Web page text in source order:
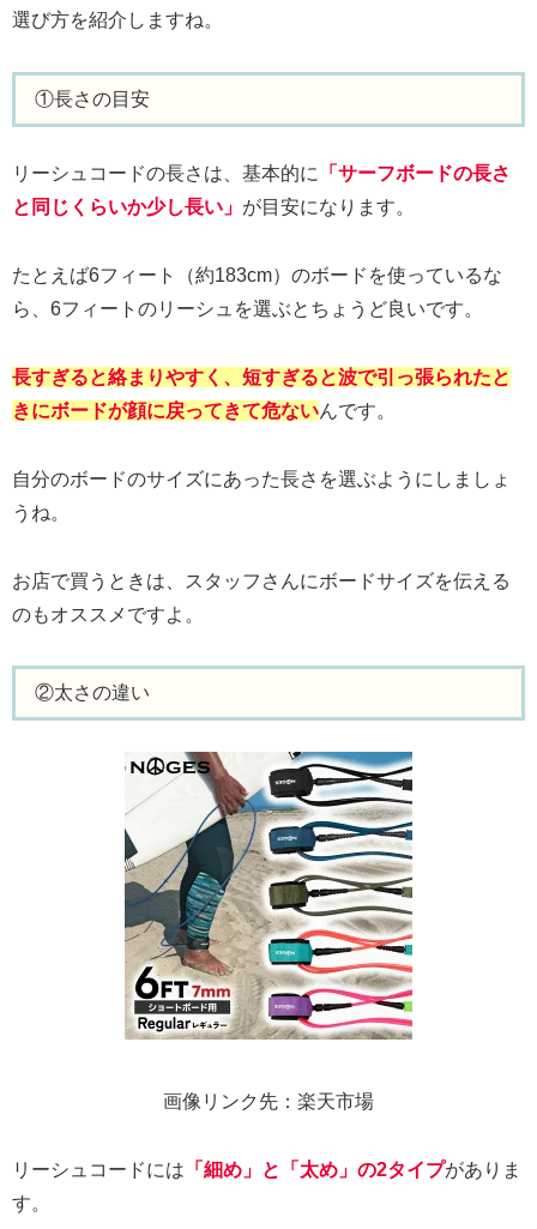
選び方を紹介しますね。
①長さの目安
リーシュコードの長さは、基本的に 「サーフボードの長さ
と同じくらいか少し長い 」 が目安になります。
たとえば6フィート（約183cm）のボードを使っているな
ら、6フィートのリーシュを選ぶとちょうど良いです。
長すぎると絡まりやすく、短すぎると波で引っ張られたと
きにボードが顔に戻ってきて危ないんです。
自分のボードのサイズにあった長さを選ぶようにしましょ
うね。
お店で買うときは、スタッフさんにボードサイズを伝える
のもオススメですよ。
②太さの違い
画像リンク先：楽天市場
リーシュコードには 「細め」と「太め」の2タイプがありま
す。